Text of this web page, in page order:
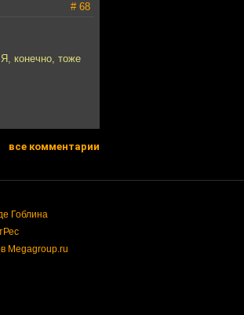
# 68
конечно, тоже
все комментарии
Гоблина
Megagroup.ru